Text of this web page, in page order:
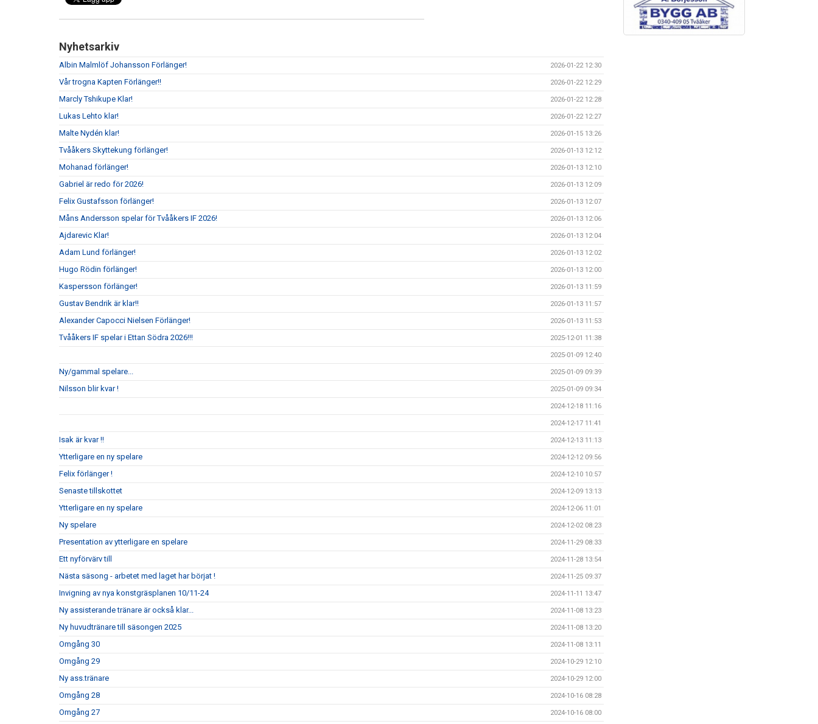
Nyhetsarkiv
Albin Malmlöf Johansson Förlänger! 2026-01-22 12:30
Vår trogna Kapten Förlänger!! 2026-01-22 12:29
Marcly Tshikupe Klar! 2026-01-22 12:28
Lukas Lehto klar! 2026-01-22 12:27
Malte Nydén klar! 2026-01-15 13:26
Tvååkers Skyttekung förlänger! 2026-01-13 12:12
Mohanad förlänger! 2026-01-13 12:10
Gabriel är redo för 2026! 2026-01-13 12:09
Felix Gustafsson förlänger! 2026-01-13 12:07
Måns Andersson spelar för Tvååkers IF 2026! 2026-01-13 12:06
Ajdarevic Klar! 2026-01-13 12:04
Adam Lund förlänger! 2026-01-13 12:02
Hugo Rödin förlänger! 2026-01-13 12:00
Kaspersson förlänger! 2026-01-13 11:59
Gustav Bendrik är klar!! 2026-01-13 11:57
Alexander Capocci Nielsen Förlänger! 2026-01-13 11:53
Tvååkers IF spelar i Ettan Södra 2026!!! 2025-12-01 11:38
2025-01-09 12:40
Ny/gammal spelare... 2025-01-09 09:39
Nilsson blir kvar ! 2025-01-09 09:34
2024-12-18 11:16
2024-12-17 11:41
Isak är kvar !! 2024-12-13 11:13
Ytterligare en ny spelare 2024-12-12 09:56
Felix förlänger ! 2024-12-10 10:57
Senaste tillskottet 2024-12-09 13:13
Ytterligare en ny spelare 2024-12-06 11:01
Ny spelare 2024-12-02 08:23
Presentation av ytterligare en spelare 2024-11-29 08:33
Ett nyförvärv till 2024-11-28 13:54
Nästa säsong - arbetet med laget har börjat ! 2024-11-25 09:37
Invigning av nya konstgräsplanen 10/11-24 2024-11-11 13:47
Ny assisterande tränare är också klar... 2024-11-08 13:23
Ny huvudtränare till säsongen 2025 2024-11-08 13:20
Omgång 30 2024-11-08 13:11
Omgång 29 2024-10-29 12:10
Ny ass.tränare 2024-10-29 12:00
Omgång 28 2024-10-16 08:28
Omgång 27 2024-10-16 08:00